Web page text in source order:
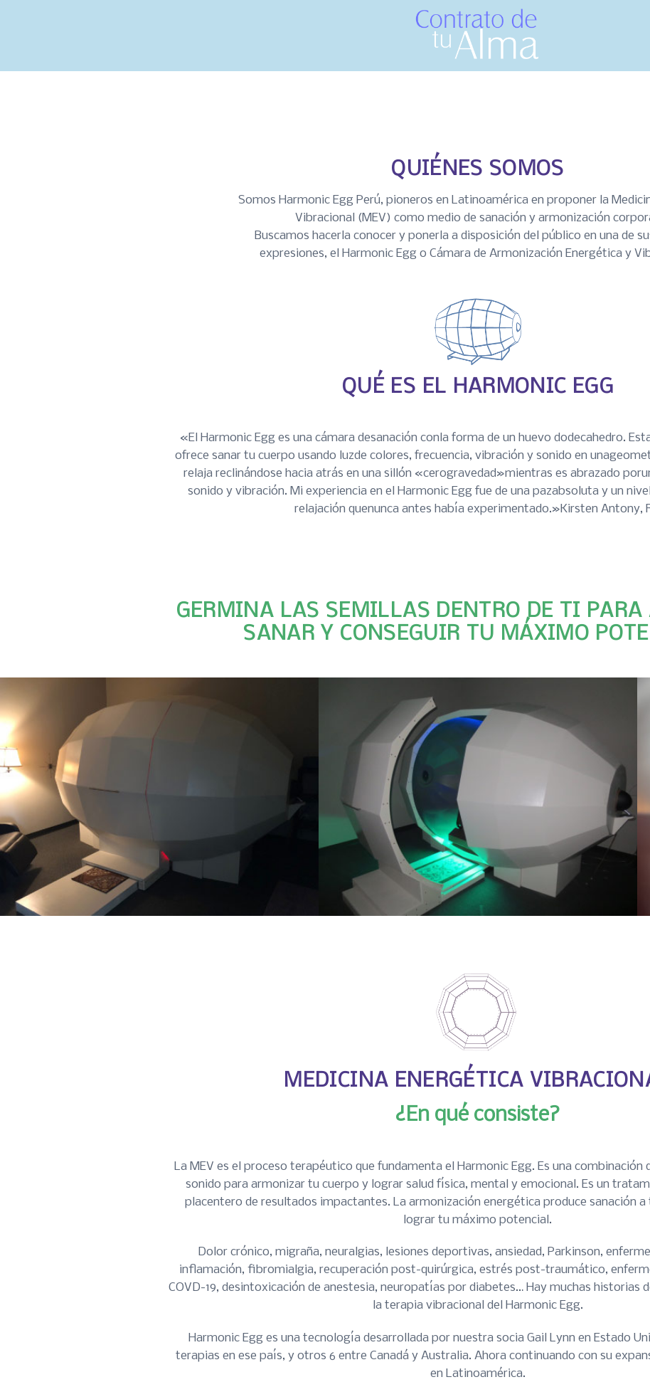
QUIÉNES SOMOS
Somos Harmonic Egg Perú, pioneros en Latinoamérica en proponer la
Vibracional (MEV) como medio de sanación y armonización
Buscamos hacerla conocer y ponerla a disposición del público en una de
expresiones, el Harmonic Egg o Cámara de Armonización Energética y
QUÉ ES EL HARMONIC EGG
«El Harmonic Egg es una cámara desanación conla forma de un huevo dodecahedro.
ofrece sanar tu cuerpo usando luzde colores, frecuencia, vibración y sonido en
relaja reclinándose hacia atrás en una sillón «cerogravedad»mientras es abrazado
sonido y vibración. Mi experiencia en el Harmonic Egg fue de una pazabsoluta y un
relajación quenunca antes había experimentado.»Kirsten Antony,
GERMINA LAS SEMILLAS DENTRO DE TI PARA
SANAR Y CONSEGUIR TU MÁXIMO
MEDICINA ENERGÉTICA
¿En qué consiste?
La MEV es el proceso terapéutico que fundamenta el Harmonic Egg. Es una combinación
sonido para armonizar tu cuerpo y lograr salud física, mental y emocional. Es un
placentero de resultados impactantes. La armonización energética produce sanación
lograr tu máximo potencial.
Dolor crónico, migraña, neuralgias, lesiones deportivas, ansiedad, Parkinson,
inflamación, fibromialgia, recuperación post-quirúrgica, estrés post-traumático,
COVD-19, desintoxicación de anestesia, neuropatías por diabetes… Hay muchas historias
la terapia vibracional del Harmonic Egg.
Harmonic Egg es una tecnología desarrollada por nuestra socia Gail Lynn en Estado
terapias en ese país, y otros 6 entre Canadá y Australia. Ahora continuando con su
en Latinoamérica.